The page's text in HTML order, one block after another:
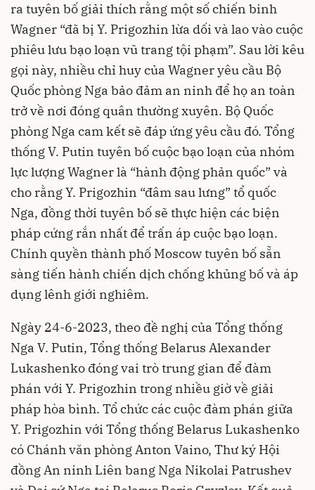
ra tuyên bố giải thích rằng một số chiến binh
Wagner “đã bị Y. Prigozhin lừa dối và lao vào cuộc
phiêu lưu bạo loạn vũ trang tội phạm”. Sau lời kêu
gọi này, nhiều chỉ huy của Wagner yêu cầu Bộ
Quốc phòng Nga bảo đảm an ninh để họ an toàn
trở về nơi đóng quân thường xuyên. Bộ Quốc
phòng Nga cam kết sẽ đáp ứng yêu cầu đó. Tổng
thống V. Putin tuyên bố cuộc bạo loạn của nhóm
lực lượng Wagner là “hành động phản quốc” và
cho rằng Y. Prigozhin “đâm sau lưng” tổ quốc
Nga, đồng thời tuyên bố sẽ thực hiện các biện
pháp cứng rắn nhất để trấn áp cuộc bạo loạn.
Chính quyền thành phố Moscow tuyên bố sẵn
sàng tiến hành chiến dịch chống khủng bố và áp
dụng lênh giới nghiêm.
Ngày 24-6-2023, theo đề nghị của Tổng thống
Nga V. Putin, Tổng thống Belarus Alexander
Lukashenko đóng vai trò trung gian để đàm
phán với Y. Prigozhin trong nhiều giờ về giải
pháp hòa bình. Tổ chức các cuộc đàm phán giữa
Y. Prigozhin với Tổng thống Belarus Lukashenko
có Chánh văn phòng Anton Vaino, Thư ký Hội
đồng An ninh Liên bang Nga Nikolai Patrushev